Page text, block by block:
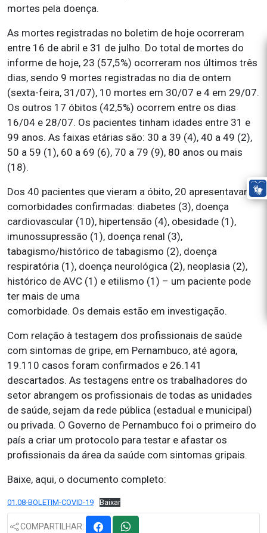
mortes pela doença.
As mortes registradas no boletim de hoje ocorreram
entre 16 de abril e 31 de julho. Do total de mortes do
informe de hoje, 23 (57,5%) ocorreram nos últimos três
dias, sendo 9 mortes registradas no dia de ontem
(sexta-feira, 31/07), 10 mortes em 30/07 e 4 em 29/07.
Os outros 17 óbitos (42,5%) ocorrem entre os dias
16/04 e 28/07. Os pacientes tinham idades entre 31 e
99 anos. As faixas etárias são: 30 a 39 (4), 40 a 49 (2),
50 a 59 (1), 60 a 69 (6), 70 a 79 (9), 80 anos ou mais
(18).
Dos 40 pacientes que vieram a óbito, 20 apresentavam
comorbidades confirmadas: diabetes (3), doença
cardiovascular (10), hipertensão (4), obesidade (1),
imunossupressão (1), doença renal (3),
tabagismo/histórico de tabagismo (2), doença
respiratória (1), doença neurológica (2), neoplasia (2),
histórico de AVC (1) e etilismo (1) – um paciente pode
ter mais de uma
comorbidade. Os demais estão em investigação.
Com relação à testagem dos profissionais de saúde
com sintomas de gripe, em Pernambuco, até agora,
19.110 casos foram confirmados e 26.141
descartados. As testagens entre os trabalhadores do
setor abrangem os profissionais de todas as unidades
de saúde, sejam da rede pública (estadual e municipal)
ou privada. O Governo de Pernambuco foi o primeiro do
país a criar um protocolo para testar e afastar os
profissionais da área da saúde com sintomas gripais.
Baixe, aqui, o documento completo:
01.08-BOLETIM-COVID-19 Baixar
COMPARTILHAR: